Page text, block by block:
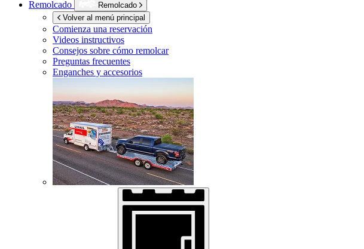
Remolcado
Remolcado
Volver al menú principal
Comienza una reservación
Videos instructivos
Consejos sobre cómo remolcar
Preguntas frecuentes
Enganches y accesorios